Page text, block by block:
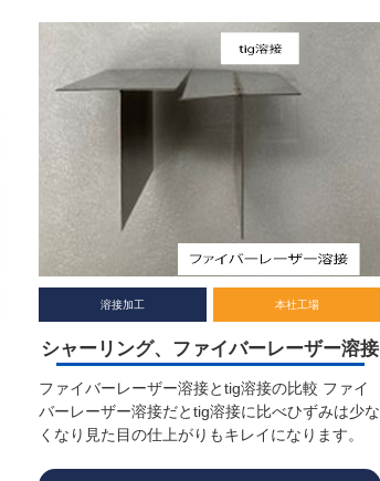
溶接加工 本社工場
シャーリング、ファイバーレーザー溶接
ファイバーレーザー溶接とtig溶接の比較 ファイ
バーレーザー溶接だとtig溶接に比べひずみは少な
くなり見た目の仕上がりもキレイになります。